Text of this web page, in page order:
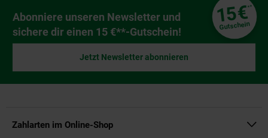
Newsletter Anmeldung
Abonniere unseren Newsletter und
sichere dir einen 15 €**-Gutschein!
15€**
Gutschein
Jetzt Newsletter abonnieren
Zahlarten im Online-Shop